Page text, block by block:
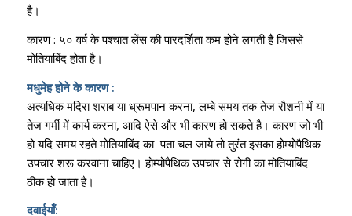
है।
कारण : ५० वर्ष के पश्चात लेंस की पारदर्शिता कम होने लगती है जिससे
मोतियाबिंद होता है।
मधुमेह होने के कारण :
अत्यधिक मदिरा शराब या ध्रूमपान करना,लम्बे समय तक तेज रौशनी में या
तेज गर्मी में कार्य करना, आदि ऐसे और भी कारण हो सकते है। कारण जो भी
हो यदि समय रहते मोतियाबिंद का पता चल जाये तो तुरंत इसका होम्योपैथिक
उपचार शरू करवाना चाहिए। होम्योपैथिक उपचार से रोगी का मोतियाबिंद
ठीक हो जाता है।
दवाईयाँ: